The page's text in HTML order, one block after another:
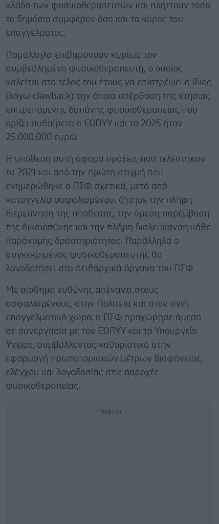
κλάδο των φυσικοθεραπευτών και πλήττουν τόσο
το δημόσιο συμφέρον όσο και το κύρος του
επαγγέλματος.
Παράλληλα επιβαρύνουν κυρίως τον
συμβεβλημένο φυσικοθεραπευτή, ο οποίος
καλείται στο τέλος του έτους να επιστρέψει ο ίδιος
(λόγω clawback) την όποια υπέρβαση της ετήσιας
επιτρεπόμενης δαπάνης φυσικοθεραπείας που
ορίζει αυθαίρετα ο ΕΟΠΥΥ και το 2025 ήταν
25.000.000 ευρώ.
Η υπόθεση αυτή αφορά πράξεις που τελέστηκαν
το 2021 και από την πρώτη στιγμή που
ενημερώθηκε ο ΠΣΦ σχετικά, μετά από
καταγγελία ασφαλισμένου, ζήτησε την πλήρη
διερεύνηση της υπόθεσης, την άμεση παρέμβαση
της Δικαιοσύνης και την πλήρη διαλεύκανση κάθε
παράνομης δραστηριότητας. Παράλληλα ο
συγκεκριμένος φυσικοθεραπευτής θα
λογοδοτήσει στα πειθαρχικά όργανα του ΠΣΦ.
Με αίσθημα ευθύνης απέναντι στους
ασφαλισμένους, στην Πολιτεία και στον υγιή
επαγγελματικό χώρο, ο ΠΣΦ προχώρησε άμεσα
σε συνεργασία με τον ΕΟΠΥΥ και το Υπουργείο
Υγείας, συμβάλλοντας καθοριστικά στην
εφαρμογή πρωτοποριακών μέτρων διαφάνειας,
ελέγχου και λογοδοσίας στις παροχές
φυσικοθεραπείας.